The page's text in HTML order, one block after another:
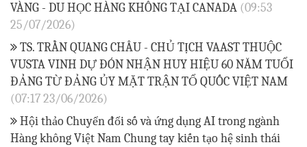
VÀNG - DU HỌC HÀNG KHÔNG TẠI CANADA (09:53
25/07/2026)
TS. TRẦN QUANG CHÂU - CHỦ TỊCH VAAST THUỘC
VUSTA VINH DỰ ĐÓN NHẬN HUY HIỆU 60 NĂM TUỔI
ĐẢNG TỪ ĐẢNG ỦY MẶT TRẬN TỔ QUỐC VIỆT NAM
(07:17 23/06/2026)
Hội thảo Chuyển đổi số và ứng dụng AI trong ngành
Hàng không Việt Nam Chung tay kiến tạo hệ sinh thái